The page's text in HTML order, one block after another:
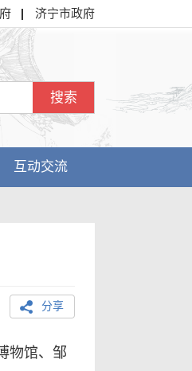
济宁市政府
搜索
互动交流
分享
物馆、邹